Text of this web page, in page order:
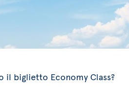
il biglietto Economy Class?